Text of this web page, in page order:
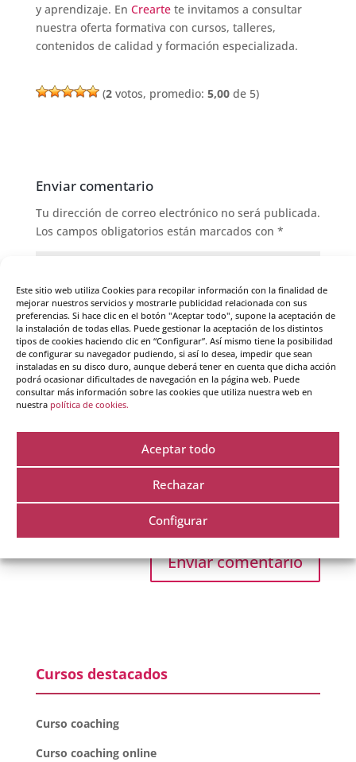
Este sitio web utiliza Cookies para recopilar información con la finalidad de
mejorar nuestros servicios y mostrarle publicidad relacionada con sus
preferencias. Si hace clic en el botón "Aceptar todo", supone la aceptación de
la instalación de todas ellas. Puede gestionar la aceptación de los distintos
tipos de cookies haciendo clic en “Configurar”. Así mismo tiene la posibilidad
de configurar su navegador pudiendo, si así lo desea, impedir que sean
instaladas en su disco duro, aunque deberá tener en cuenta que dicha acción
podrá ocasionar dificultades de navegación en la página web. Puede
consultar más información sobre las cookies que utiliza nuestra web en
nuestra política de cookies.
Aceptar todo
Rechazar
Configurar
y aprendizaje. En Creartete invitamos a consultar
nuestra oferta formativa con cursos, talleres,
contenidos de calidad y formación especializada.
(2votos, promedio: 5,00de 5)
Enviar comentario
Tu dirección de correo electrónico no será publicada.
Los campos obligatorios están marcados con *
Guarda mi nombre, correo electrónico y web en
este navegador para la próxima vez que comente.
Cursos destacados
Curso coaching
Curso coaching online